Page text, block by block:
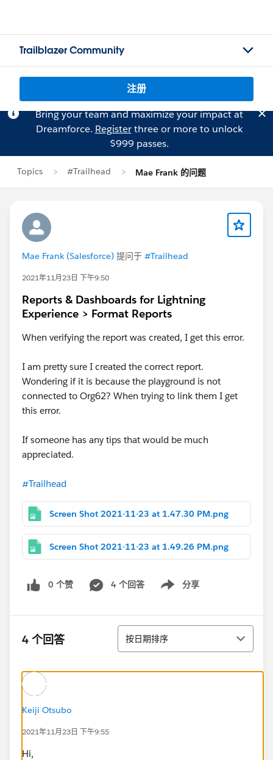
Trailblazer Community
注册
Bring your team and maximize your impact at
Dreamforce. Registerthree or more to unlock
$999 passes.
Topics #Trailhead Mae Frank 的问题
Mae Frank (Salesforce) 提问于 #Trailhead
2021年11月23日 下午9:50
Reports & Dashboards for Lightning
Experience > Format Reports
When verifying the report was created, I get this error.
I am pretty sure I created the correct report.
Wondering if it is because the playground is not
connected to Org62? When trying to link them I get
this error.
If someone has any tips that would be much
appreciated.
#Trailhead
Screen Shot 2021-11-23 at 1.47.30 PM.png
Screen Shot 2021-11-23 at 1.49.26 PM.png
0 个赞 4 个回答 分享
Show menu
4 个回答 排序
按日期排序
Keiji Otsubo
2021年11月23日 下午9:55
Hi,